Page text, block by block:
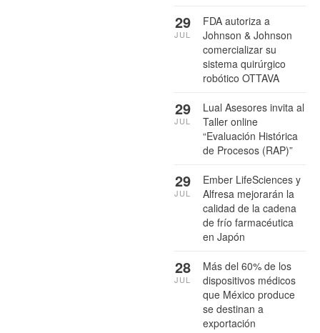
FDA autoriza a
Johnson & Johnson
comercializar su
sistema quirúrgico
robótico OTTAVA
29
JUL
Lual Asesores invita al
Taller online
“Evaluación Histórica
de Procesos (RAP)”
29
JUL
Ember LifeSciences y
Alfresa mejorarán la
calidad de la cadena
de frío farmacéutica
en Japón
29
JUL
Más del 60% de los
dispositivos médicos
que México produce
se destinan a
exportación
28
JUL